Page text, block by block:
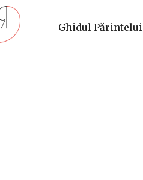
Ghidul Părintelui